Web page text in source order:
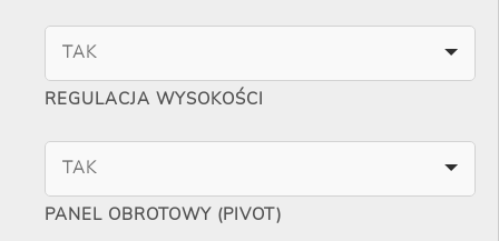
TAK
REGULACJA WYSOKOŚCI
TAK
PANEL OBROTOWY (PIVOT)